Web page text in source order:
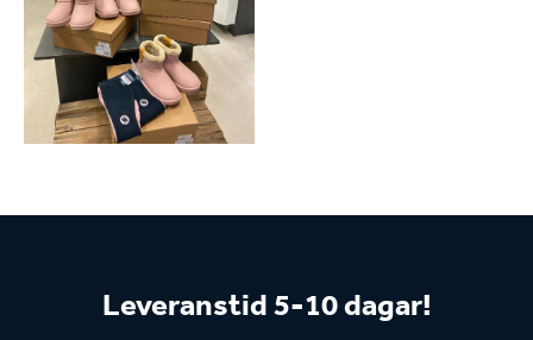
Leveranstid 5-10 dagar!